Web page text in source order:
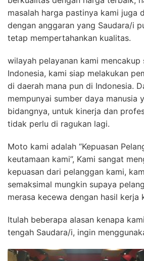
masalah harga pastinya kami juga
dengan anggaran yang Saudara/i
tetap mempertahankan kualitas.
wilayah pelayanan kami mencakup
Indonesia, kami siap melakukan
di daerah mana pun di Indonesia.
mempunyai sumber daya manusia
bidangnya, untuk kinerja dan
tidak perlu di ragukan lagi.
Moto kami adalah “Kepuasan
keutamaan kami”, Kami sangat
kepuasan dari pelanggan kami,
semaksimal mungkin supaya
merasa kecewa dengan hasil kerja
Itulah beberapa alasan kenapa
tengah Saudara/i, ingin